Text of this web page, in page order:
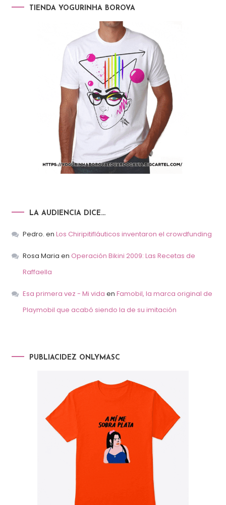
TIENDA YOGURINHA BOROVA
LA AUDIENCIA DICE…
Pedro. en Los Chiripitifláuticos inventaron el crowdfunding
Rosa Maria en Operación Bikini 2009: Las Recetas de
Raffaella
Esa primera vez - Mi vida en Famobil, la marca original de
Playmobil que acabó siendo la de su imitación
PUBLIACIDEZ ONLYMASC